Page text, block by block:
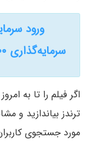
ورود
سرمایه‌گذاری ۵۰۰ میلیون دلاری بر روی بیت کوین!
اگر فیلم را تا به
ترندز بیاندازید و
مورد جستجوی